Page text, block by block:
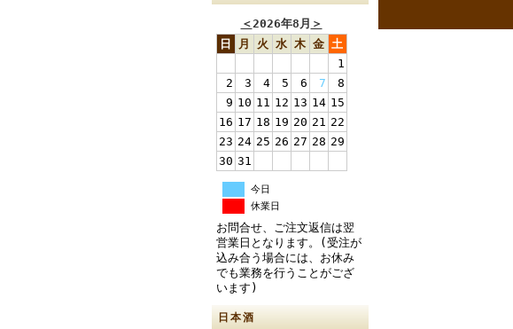
＜2026年8月 ＞
日
月 火 水 木 金 土
1
2
3 4 5 6 7
8
9 10 11 12 13 14 15
16 17 18 19 20 21 22
23 24 25 26 27 28 29
30 31
今日
休業日
お問合せ、ご注文返信は翌
営業日となります。(受注が
込み合う場合には、お休み
でも業務を行うことがござ
います)
日本酒